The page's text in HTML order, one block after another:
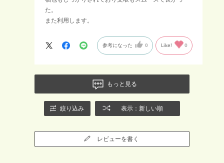
た。
また利用します。
参考になった 0 Like! 0
もっと見る
絞り込み 表示：新しい順
レビューを書く